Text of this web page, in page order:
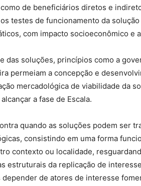
de beneficiários diretos e
testes de funcionamento da
com impacto socioeconômico e
das soluções, princípios como a
permeiam a concepção e
mercadológica de viabilidade da
a fase de Escala.
quando as soluções podem ser
consistindo em uma forma
contexto ou localidade,
estruturais da replicação de
depender de atores de interesse